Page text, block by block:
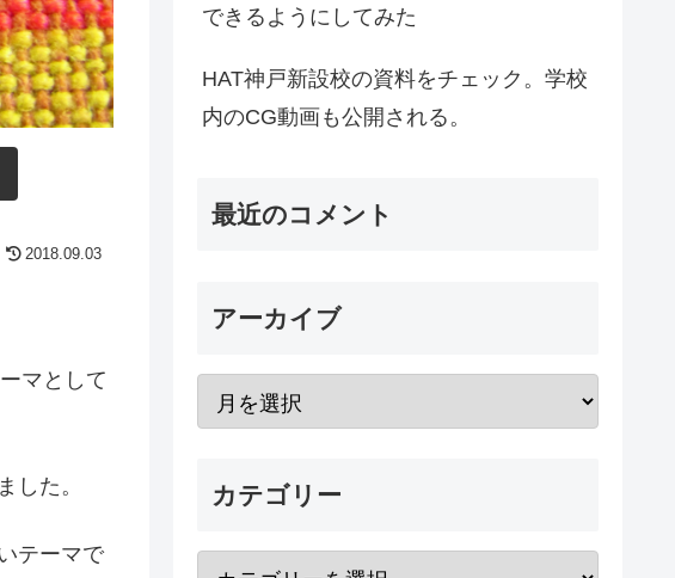
2018.09.03
マとして
した。
テーマで
できるようにしてみた
HAT神戸新設校の資料をチェック。学校
内のCG動画も公開される。
最近のコメント
アーカイブ
カテゴリー